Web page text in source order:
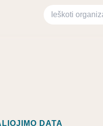
Ieškoti
DATA